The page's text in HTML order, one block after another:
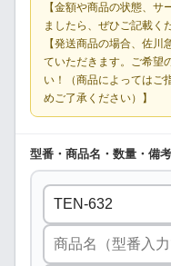
【金額や商品の状態、
ましたら、ぜひご記載く
【発送商品の場合、佐
ていただきます。ご希望
い！（商品によってはご
めご了承ください）】
型番・商品名・数量・備考